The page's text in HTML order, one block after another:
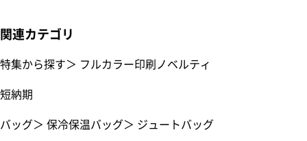
関連カテゴリ
特集から探す＞ フルカラー印刷ノベルティ
短納期
バッグ＞ 保冷保温バッグ＞ ジュートバッグ